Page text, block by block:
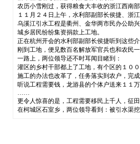
农历小雪刚过，获得粮食大丰收的浙江西南
１１月２４日上午，水利部副部长侯捷、浙
乌溪江引水工程是衢州、金华两市民办公助
城乡居民纷纷集资捐款上工地。
正在杭州开会的水利部副部长侯捷听到这些
刚到工地，便见数百名解放军官兵也和农民
一路上，两位领导还不时耳闻目睹到：
灌区的乡村干部都上了工地，有个区的１０
施工的办法也改革了，任务落实到农户，完
听说工程需要钱，龙游县的个体户送来１１
更令人惊喜的是，工程需要移民上千人，征
在柯城区石室乡，两位领导看到：被引水渠